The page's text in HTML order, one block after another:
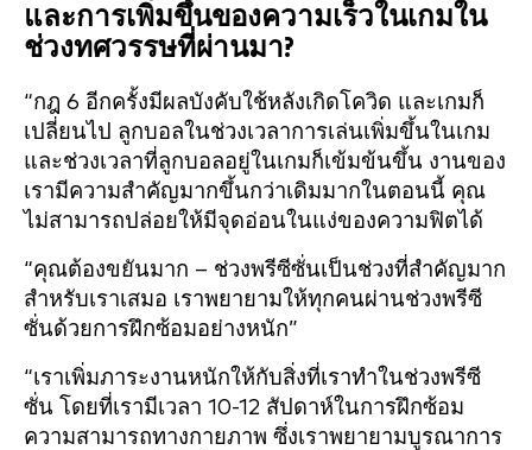
และการเพิ่มขึ้นของความเร็วในเกมใน
ช่วงทศวรรษที่ผ่านมา?
“กฎ 6 อีกครั้งมีผลบังคับใช้หลังเกิดโควิด และเกมก็
เปลี่ยนไป ลูกบอลในช่วงเวลาการเล่นเพิ่มขึ้นในเกม
และช่วงเวลาที่ลูกบอลอยู่ในเกมก็เข้มข้นขึ้น งานของ
เรามีความสำคัญมากขึ้นกว่าเดิมมากในตอนนี้ คุณ
ไม่สามารถปล่อยให้มีจุดอ่อนในแง่ของความฟิตได้
“คุณต้องขยันมาก – ช่วงพรีซีซั่นเป็นช่วงที่สำคัญมาก
สำหรับเราเสมอ เราพยายามให้ทุกคนผ่านช่วงพรีซี
ซั่นด้วยการฝึกซ้อมอย่างหนัก”
“เราเพิ่มภาระงานหนักให้กับสิ่งที่เราทำในช่วงพรีซี
ซั่น โดยที่เรามีเวลา 10-12 สัปดาห์ในการฝึกซ้อม
ความสามารถทางกายภาพ ซึ่งเราพยายามบูรณาการ